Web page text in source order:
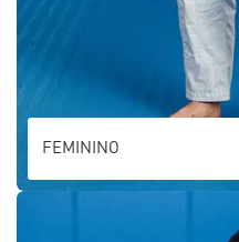
FEMININO